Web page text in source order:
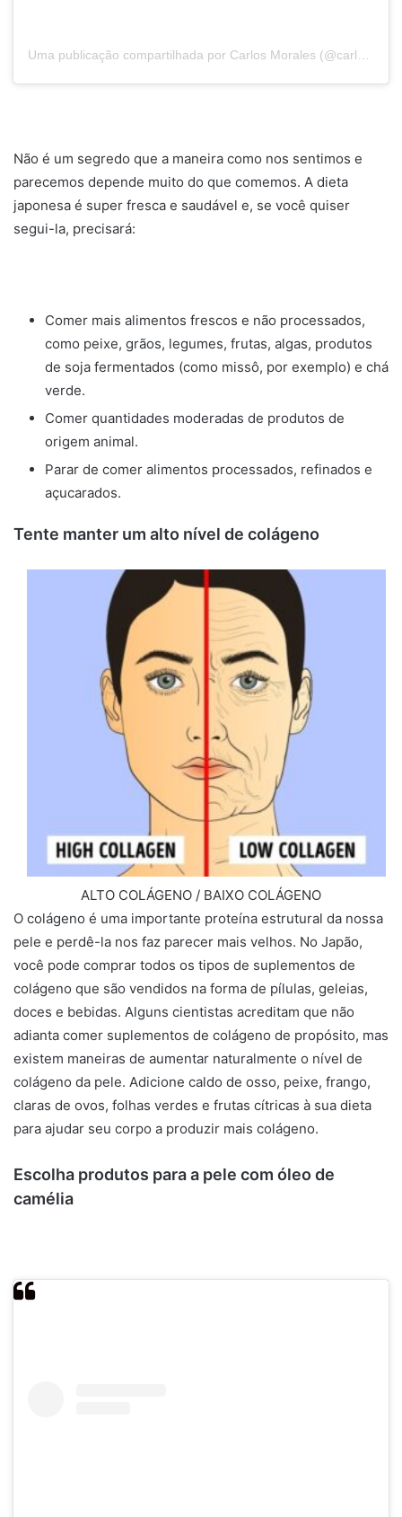
Não é um segredo que a maneira como nos sentimos e
parecemos depende muito do que comemos. A dieta
japonesa é super fresca e saudável e, se você quiser
segui-la, precisará:
Comer mais alimentos frescos e não processados,
como peixe, grãos, legumes, frutas, algas, produtos
de soja fermentados (como missô, por exemplo) e chá
verde.
Comer quantidades moderadas de produtos de
origem animal.
Parar de comer alimentos processados, refinados e
açucarados.
Tente manter um alto nível de colágeno
ALTO COLÁGENO / BAIXO COLÁGENO
O colágeno é uma importante proteína estrutural da nossa
pele e perdê-la nos faz parecer mais velhos. No Japão,
você pode comprar todos os tipos de suplementos de
colágeno que são vendidos na forma de pílulas, geleias,
doces e bebidas. Alguns cientistas acreditam que não
adianta comer suplementos de colágeno de propósito, mas
existem maneiras de aumentar naturalmente o nível de
colágeno da pele. Adicione caldo de osso, peixe, frango,
claras de ovos, folhas verdes e frutas cítricas à sua dieta
para ajudar seu corpo a produzir mais colágeno.
Escolha produtos para a pele com óleo de
camélia